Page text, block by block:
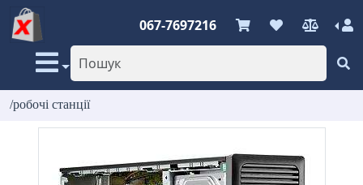
067-7697216
/робочі станції